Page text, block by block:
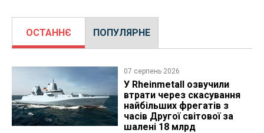
ОСТАННЄ ПОПУЛЯРНЕ
07 серпень 2026
У Rheinmetall озвучили
втрати через скасування
найбільших фрегатів з
часів Другої світової за
шалені 18 млрд